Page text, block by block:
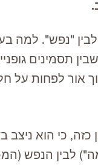
.
"נפש".
תסמינים
אור לפחות על
כי הוא ניצב
") לבין הנפש